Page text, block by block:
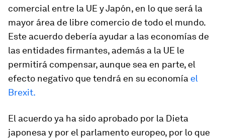
comercial entre la UE y Japón, en lo que será la
mayor área de libre comercio de todo el mundo.
Este acuerdo debería ayudar a las economías de
las entidades firmantes, además a la UE le
permitirá compensar, aunque sea en parte, el
efecto negativo que tendrá en su economía el
Brexit.
El acuerdo ya ha sido aprobado por la Dieta
japonesa y por el parlamento europeo, por lo que